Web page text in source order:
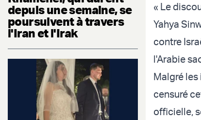
depuis une semaine, se
poursuivent à travers
l'Iran et l'Irak
« Le
Yahya
contre
l'Arabie
Malgré
censuré
officielle,